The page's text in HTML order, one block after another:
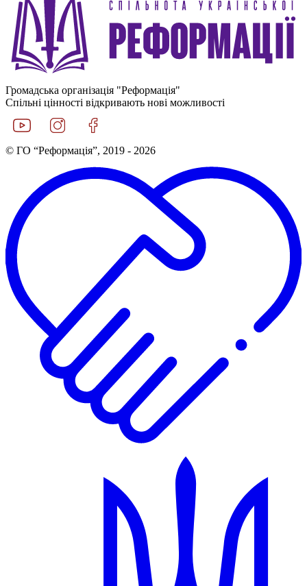
Громадська організація "Реформація"
Спільні цінності відкривають нові можливості
© ГО “Реформація”, 2019 - 2026